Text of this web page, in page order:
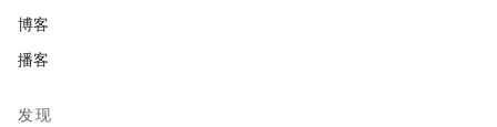
博客
播客
发现